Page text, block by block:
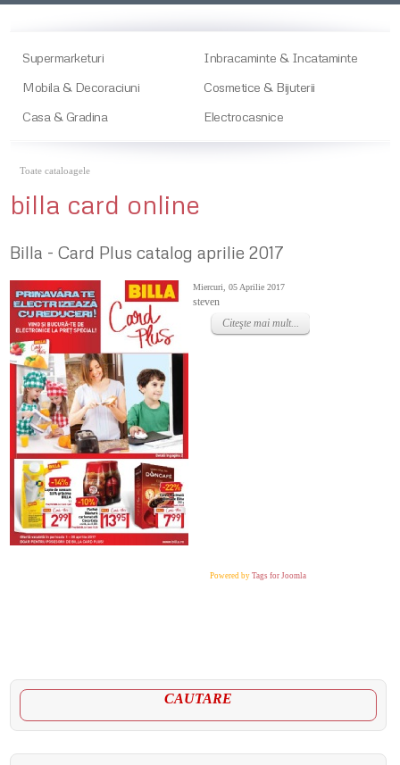
Supermarketuri
Inbracaminte & Incataminte
Mobila & Decoraciuni
Cosmetice & Bijuterii
Casa & Gradina
Electrocasnice
Toate cataloagele
billa card online
Billa - Card Plus catalog aprilie 2017
Miercuri, 05 Aprilie 2017
steven
Citeşte mai mult...
Powered byTags for Joomla
CAUTARE